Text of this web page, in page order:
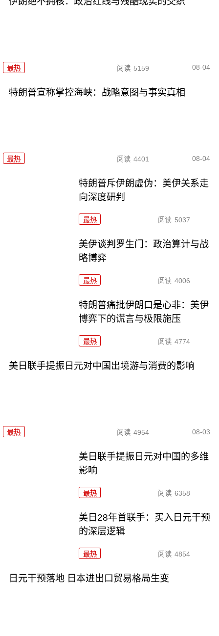
最热 阅读 5159 08-04
特朗普宣称掌控海峡：战略意图与事实真相
最热 阅读 4401 08-04
特朗普斥伊朗虚伪：美伊关系走
向深度研判
最热 阅读 5037
美伊谈判罗生门：政治算计与战
略博弈
最热 阅读 4006
特朗普痛批伊朗口是心非：美伊
博弈下的谎言与极限施压
最热 阅读 4774
美日联手提振日元对中国出境游与消费的影响
最热 阅读 4954 08-03
美日联手提振日元对中国的多维
影响
最热 阅读 6358
美日28年首联手：买入日元干预
的深层逻辑
最热 阅读 4854
日元干预落地 日本进出口贸易格局生变